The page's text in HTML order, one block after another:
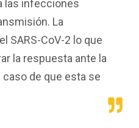
las infecciones
La
SARS-CoV-2 lo que
la respuesta ante la
de que esta se